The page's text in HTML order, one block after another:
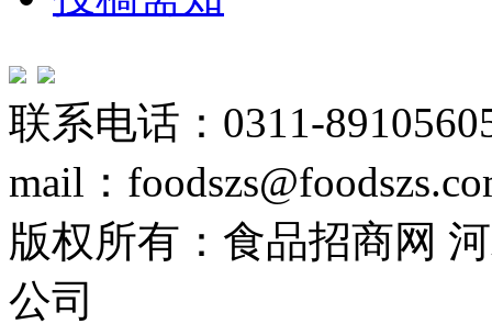
联系电话：0311-
mail：
版权所有：食品招商网
公司